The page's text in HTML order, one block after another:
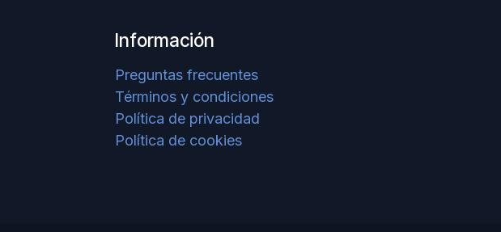
Información
Preguntas frecuentes
Términos y condiciones
Política de privacidad
Política de cookies